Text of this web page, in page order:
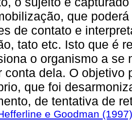
que
de contato e
tato etc. Isto que é
o organismo a se
conta dela. O objetivo
que foi
de tentativa de
e Goodman (1997)